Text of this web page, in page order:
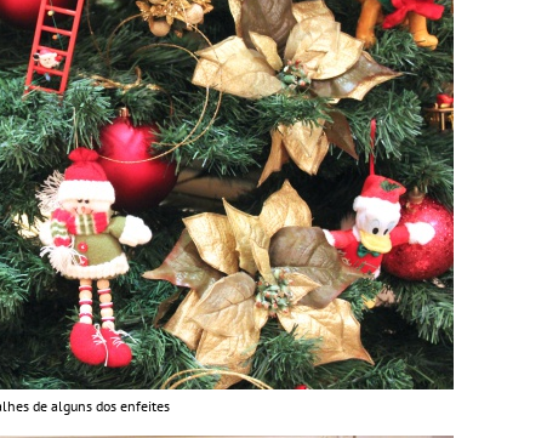
de alguns dos enfeites